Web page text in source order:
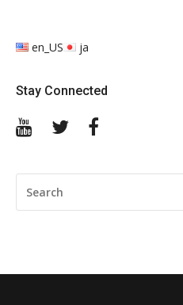
ペ
ジ
送
en_US ja
Stay Connected
YouTubeTwitter
FOR: